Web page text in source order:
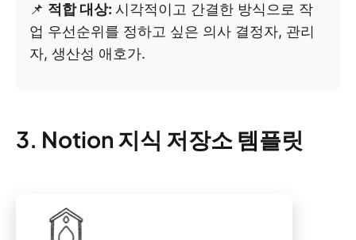
📌 적합 대상: 시각적이고 간결한 방식으로 작
업 우선순위를 정하고 싶은 의사 결정자, 관리
자, 생산성 애호가.
3. Notion 지식 저장소 템플릿